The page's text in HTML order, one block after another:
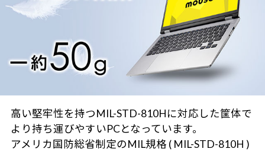
高い堅牢性を持つMIL-STD-810Hに対応した筐体で
より持ち運びやすいPCとなっています。
アメリカ国防総省制定のMIL規格 ( MIL-STD-810H )